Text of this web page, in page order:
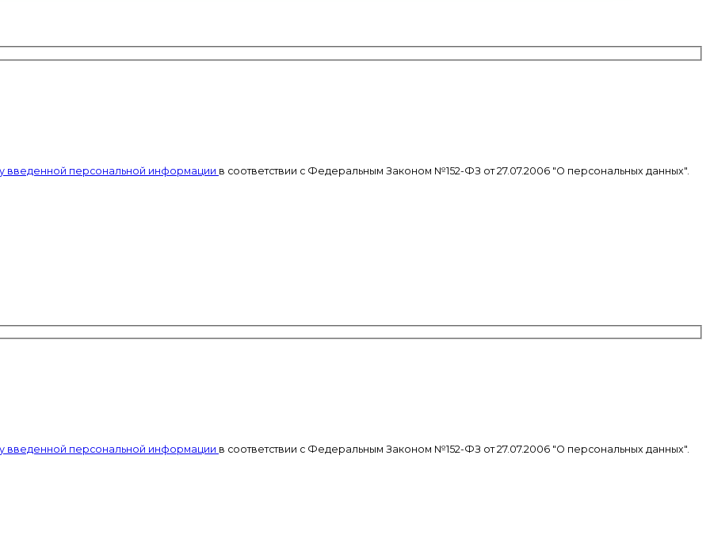
введенной персональной информации в соответствии с Федеральным Законом №152-ФЗ от 27.07.2006 "О персональных данных".
введенной персональной информации в соответствии с Федеральным Законом №152-ФЗ от 27.07.2006 "О персональных данных".